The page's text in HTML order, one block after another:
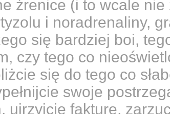
źrenice (i to wcale
i noradrenaliny,
się bardziej boi,
czy tego co
się do tego co
swoje
ujrzyjcie fakturę,